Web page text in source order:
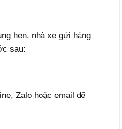
hẹn, nhà xe gửi hàng
sau:
Zalo hoặc email để